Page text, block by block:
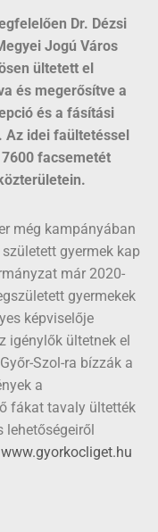
Dr. Dézsi
Jogú Város
ültetett el
és megerősítve a
és a fásítási
idei faültetéssel
facsemetét
még kampányában
gyermek kap
már 2020-
gyermekek
képviselője
igénylők ültetnek el
Szol-ra bízzák a
a
fákat tavaly ültették
lehetőségeiről
www.gyorkocliget.hu